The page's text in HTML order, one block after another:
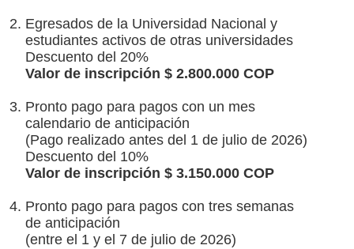
Egresados de la Universidad Nacional y
estudiantes activos de otras universidades
Descuento del 20%
Valor de inscripción $ 2.800.000 COP
Pronto pago para pagos con un mes
calendario de anticipación
(Pago realizado antes del 1 de julio de 2026)
Descuento del 10%
Valor de inscripción $ 3.150.000 COP
Pronto pago para pagos con tres semanas
de anticipación
(entre el 1 y el 7 de julio de 2026)